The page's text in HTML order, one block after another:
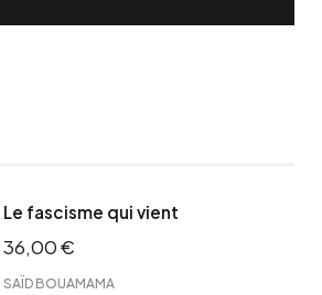
Le fascisme qui vient
36,00€
SAÏD BOUAMAMA